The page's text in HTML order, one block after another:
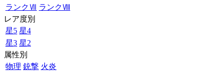
ランクⅦ ランクⅧ
レア度別
星5 星4
星3 星2
属性別
物理 銃撃 火炎